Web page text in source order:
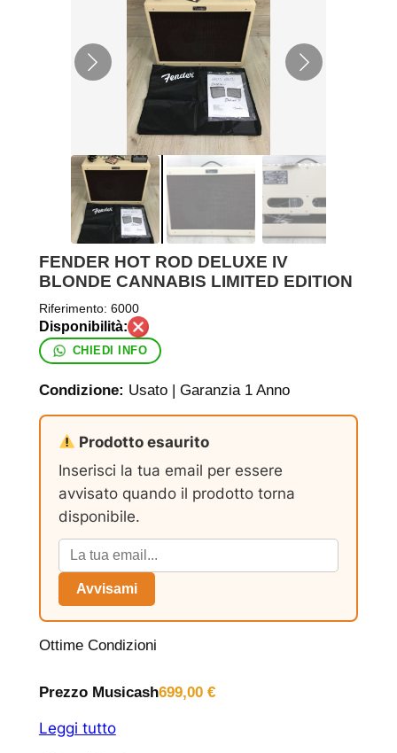
FENDER HOT ROD DELUXE IV
BLONDE CANNABIS LIMITED EDITION
Riferimento: 6000
CHIEDI INFO
Condizione: Usato | Garanzia 1 Anno
Prodotto esaurito
Inserisci la tua email per essere
avvisato quando il prodotto torna
disponibile.
Avvisami
Ottime Condizioni
Prezzo Musicash699,00 €
Leggi tutto